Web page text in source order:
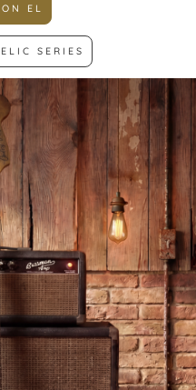
EL
SERIES